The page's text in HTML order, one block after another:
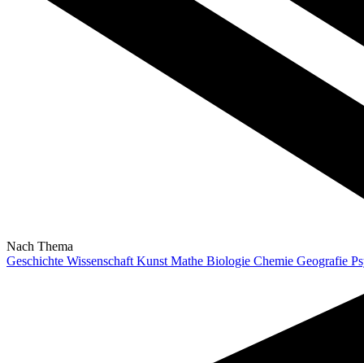
Nach Thema
Geschichte Wissenschaft Kunst Mathe Biologie Chemie Geografie